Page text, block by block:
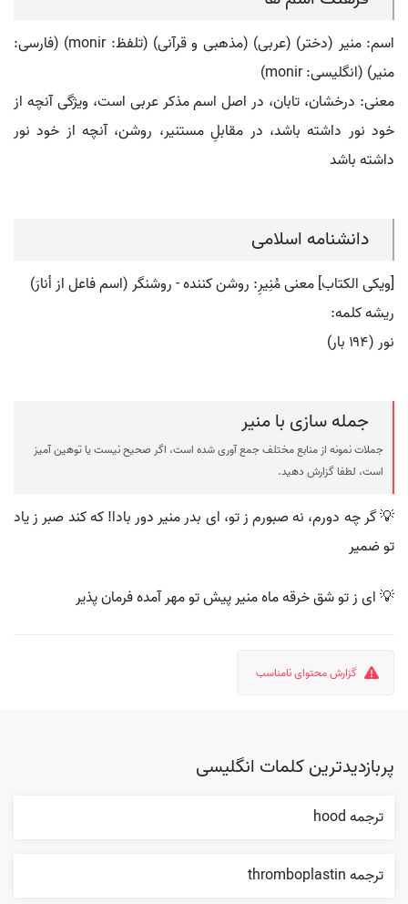
اسم: منیر (دختر) (عربی) (مذهبی و قرآنی) (تلفظ: monir) (فارسی:
منير) (انگلیسی: monir)
معنی: درخشان، تابان، در اصل اسم مذکر عربی است، ویژگی آنچه از
خود نور داشته باشد، در مقابلِ مستنیر، روشن، آنچه از خود نور
داشته باشد
دانشنامه اسلامی
[ویکی الکتاب] معنی مُنِیرِ: روشن کننده - روشنگر (اسم فاعل از أنارَ)
ریشه کلمه:
نور (۱۹۴ بار)
جمله سازی با منیر
جملات نمونه از منابع مختلف جمع آوری شده است، اگر صحیح نیست یا توهین آمیز
است، لطفا گزارش دهید.
💡 گر چه دورم، نه صبورم ز تو، ای بدر منیر دور بادا! که کند صبر ز یاد
تو ضمیر
💡 ای ز تو شق خرقه ماه منیر پیش تو مهر آمده فرمان پذیر
گزارش محتوای نامناسب
پربازدیدترین کلمات انگلیسی
ترجمه hood
ترجمه thromboplastin